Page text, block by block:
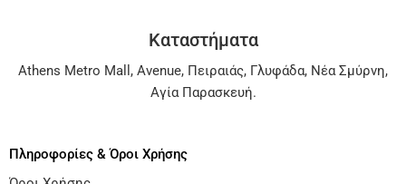
Καταστήματα
Athens Metro Mall , Avenue, Πειραιάς, Γλυφάδα, Νέα Σμύρνη,
Αγία Παρασκευή.
Πληροφορίες & Όροι Χρήσης